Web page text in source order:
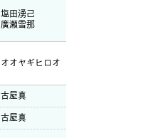
塩田湧己
廣瀬雪那
オオヤギヒロオ
古屋真
古屋真